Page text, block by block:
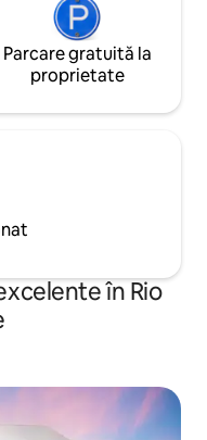
Parcare gratuită la
proprietate
în Rio
oaspeților